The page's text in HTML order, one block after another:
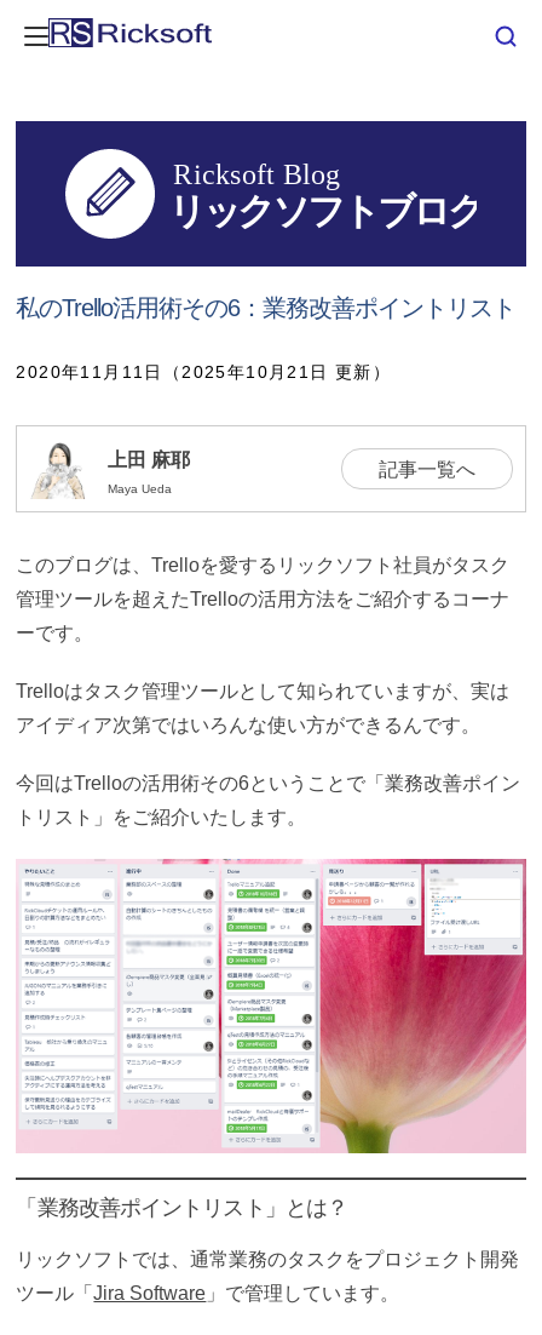
私のTrello活用術その6：業務改善ポイントリスト
2020年11月11日（2025年10月21日 更新）
上田 麻耶
Maya Ueda
記事一覧へ
このブログは、Trelloを愛するリックソフト社員がタスク
管理ツールを超えたTrelloの活用方法をご紹介するコーナ
ーです。
Trelloはタスク管理ツールとして知られていますが、実は
アイディア次第ではいろんな使い方ができるんです。
今回はTrelloの活用術その6ということで「業務改善ポイン
トリスト」 をご紹介いたします。
「業務改善ポイントリスト」 とは？
リックソフトでは、通常業務のタスクをプロジェクト開発
ツール「Jira Software 」で管理しています。